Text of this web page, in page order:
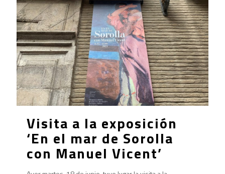
Visita a la exposición
‘En el mar de Sorolla
con Manuel Vicent’